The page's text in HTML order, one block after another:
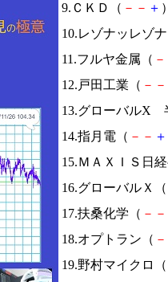
9.ＣＫＤ（ － － ＋
10.レゾナッレゾ
11.フルヤ金属（ －
12.戸田工業（ － －
13.グローバルX
14.指月電（ － － ＋
15.ＭＡＸＩＳ日
16.グローバルＸ（
17.扶桑化学（ － －
18.オプトラン（ －
19.野村マイクロ（